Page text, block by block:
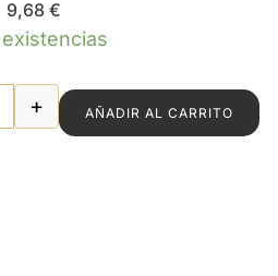
9,68 €
REMAY RI 34 106 CM cantidad
+ AÑADIR AL CARRITO